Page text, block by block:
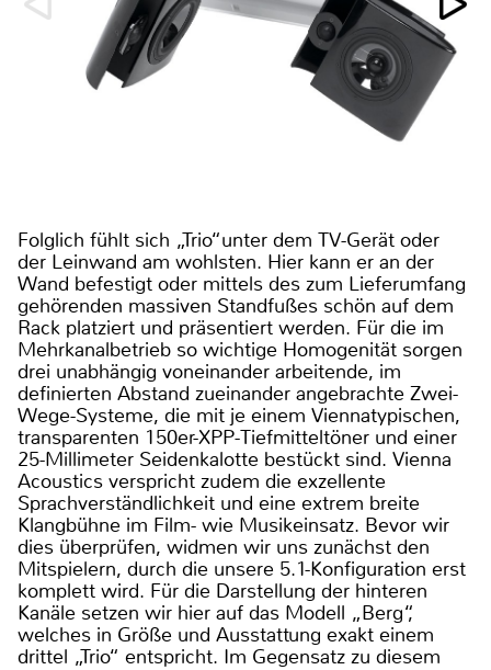
Folglich fühlt sich „Trio“unter dem TV-Gerät oder
der Leinwand am wohlsten. Hier kann er an der
Wand befestigt oder mittels des zum Lieferumfang
gehörenden massiven Standfußes schön auf dem
Rack platziert und präsentiert werden. Für die im
Mehrkanalbetrieb so wichtige Homogenität sorgen
drei unabhängig voneinander arbeitende, im
definierten Abstand zueinander angebrachte Zwei-
Wege-Systeme, die mit je einem Viennatypischen,
transparenten 150er-XPP-Tiefmitteltöner und einer
25-Millimeter Seidenkalotte bestückt sind. Vienna
Acoustics verspricht zudem die exzellente
Sprachverständlichkeit und eine extrem breite
Klangbühne im Film- wie Musikeinsatz. Bevor wir
dies überprüfen, widmen wir uns zunächst den
Mitspielern, durch die unsere 5.1-Konfiguration erst
komplett wird. Für die Darstellung der hinteren
Kanäle setzen wir hier auf das Modell „Berg“,
welches in Größe und Ausstattung exakt einem
drittel „Trio“ entspricht. Im Gegensatz zu diesem